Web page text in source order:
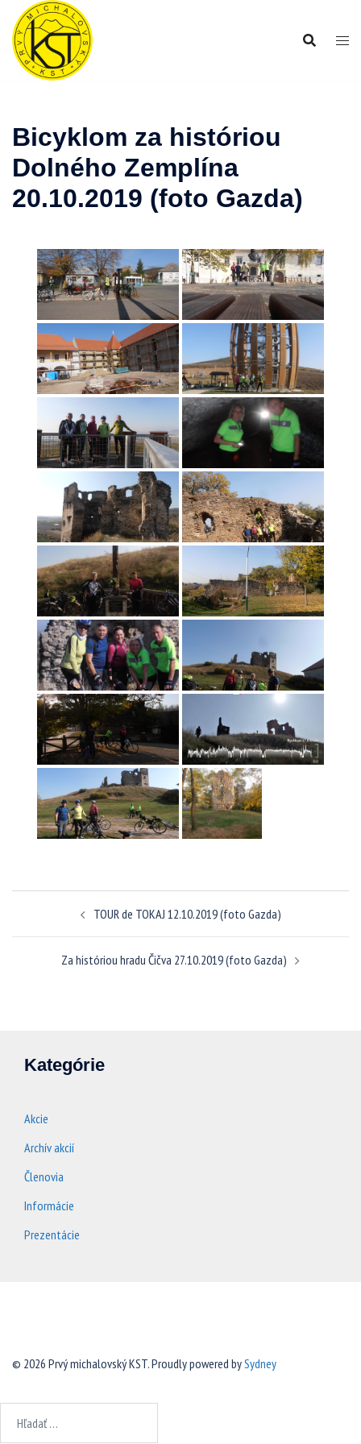
Preskočiť
obsah
Bicyklom za históriou
Dolného Zemplína
20.10.2019 (foto Gazda)
článkami TOUR de TOKAJ 12.10.2019 (foto Gazda)
Za históriou hradu Čičva 27.10.2019 (foto Gazda)
Kategórie
Akcie
Archív akcií
Členovia
Informácie
Prezentácie
© 2026 Prvý michalovský KST. Proudly powered bySydney